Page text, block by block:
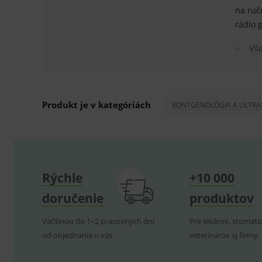
na
rádio
Produkt je v kategóriách RÖNTGENOLÓGIA A
Rýchle
doručenie
Väčšinou do 1–2 pracovných dní
od objednania u vás
+10 000
produktov
Pre lekárov,
veterinárov aj firmy
lastVisitedProducts
_ga
_gid
IDE
VISITOR_INFO1_LIVE